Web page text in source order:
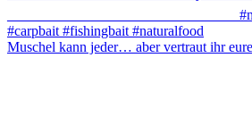
Muschel kann jeder… aber vertraut ihr